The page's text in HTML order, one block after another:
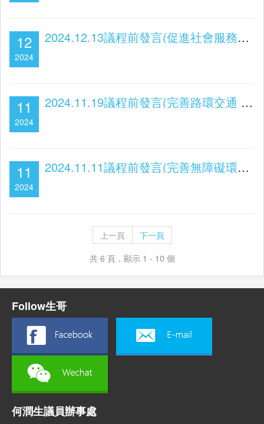
12
2024
2024.12.13議程前發言(促進社會服務建設 締建民生和諧政府)
11
2024
2024.11.19議程前發言(完善路環交通 貫徹引客入區)
11
2024
2024.11.11議程前發言(完善無障礙環境 適時調升殘疾及照顧者津貼)
上一頁
下一頁
共 6 頁，顯示 1 - 10 個
Follow生哥
何潤生議員辦事處